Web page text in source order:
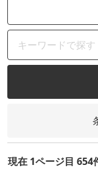
現在 1ページ目 654